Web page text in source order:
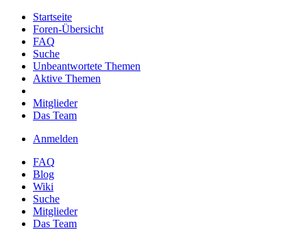
Startseite
Foren-Übersicht
FAQ
Suche
Unbeantwortete Themen
Aktive Themen
Mitglieder
Das Team
Anmelden
FAQ
Blog
Wiki
Suche
Mitglieder
Das Team